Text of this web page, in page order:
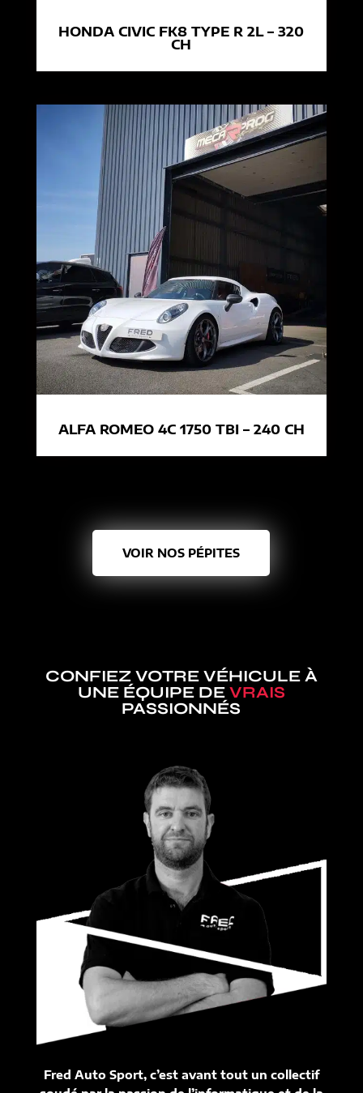
HONDA CIVIC FK8 TYPE R 2L – 320
CH
ALFA ROMEO 4C 1750 TBI – 240 CH
VOIR NOS PÉPITES
CONFIEZ VOTRE VÉHICULE À
UNE ÉQUIPE DE VRAIS
PASSIONNÉS
Fred Auto Sport, c’est avant tout un collectif